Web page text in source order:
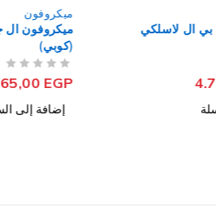
ميكروفون ال جي سلكي P-200S
EGP
إضافة إلى السلة